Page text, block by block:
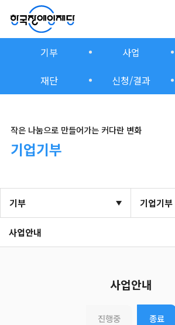
기부 사업
재단
신청/결과
작은 나눔으로 만들어가는 커다란 변화
기업기부
기부 기업기부
사업안내
사업안내
진행중 종료